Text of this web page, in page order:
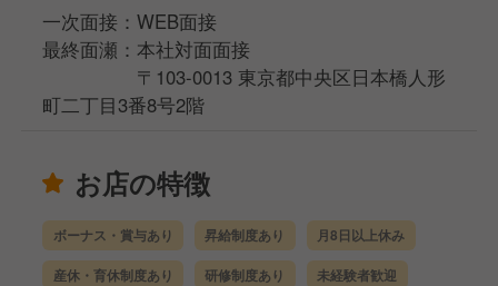
一次面接：WEB面接
最終面瀬：本社対面面接
〒103-0013 東京都中央区日本橋人形
町二丁目3番8号2階
お店の特徴
ボーナス・賞与あり 昇給制度あり 月8日以上休み
産休・育休制度あり 研修制度あり 未経験者歓迎